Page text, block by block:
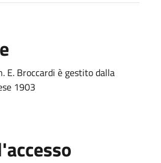
E. Broccardi è gestito dalla
1903